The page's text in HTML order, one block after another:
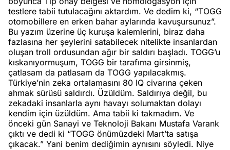
testlere tabii tutulacağını aktardım. Ve dedim ki, “TOGG
otomobillere en erken bahar aylarında kavuşursunuz”.
Bu yazım üzerine üç kuruşa kalemlerini, biraz daha
fazlasına her şeylerini satabilecek nitelikte insanlardan
oluşan troll ordusundan ağır bir saldırı başladı. TOGG’u
kıskanıyormuşum, TOGG bir tarafıma girsinmiş,
çatlasam da patlasam da TOGG yapılacakmış.
Türkiye’nin zeka ortalamasını 80 IQ civarına çeken
ahmak sürüsü saldırdı. Üzüldüm. Saldırıya değil, bu
zekadaki insanlarla aynı havayı solumaktan dolayı
kendim için üzüldüm. Ama tabii ki takmadım. Ve
önceki gün Sanayi ve Teknoloji Bakanı Mustafa Varank
çıktı ve dedi ki “TOGG önümüzdeki Mart’ta satışa
çıkacak.” Yani benim dediğimin aynısını söyledi. Niye